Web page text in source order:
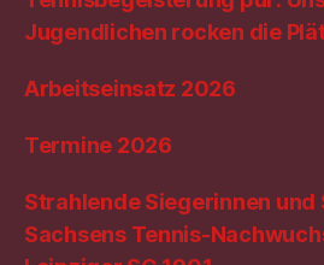
Jugendlichen rocken die
Arbeitseinsatz 2026
Termine 2026
Strahlende Siegerinnen und
Sachsens Tennis-